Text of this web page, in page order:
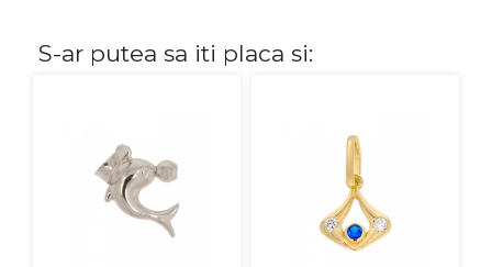
Cu pietre
S-ar putea sa iti placa si: